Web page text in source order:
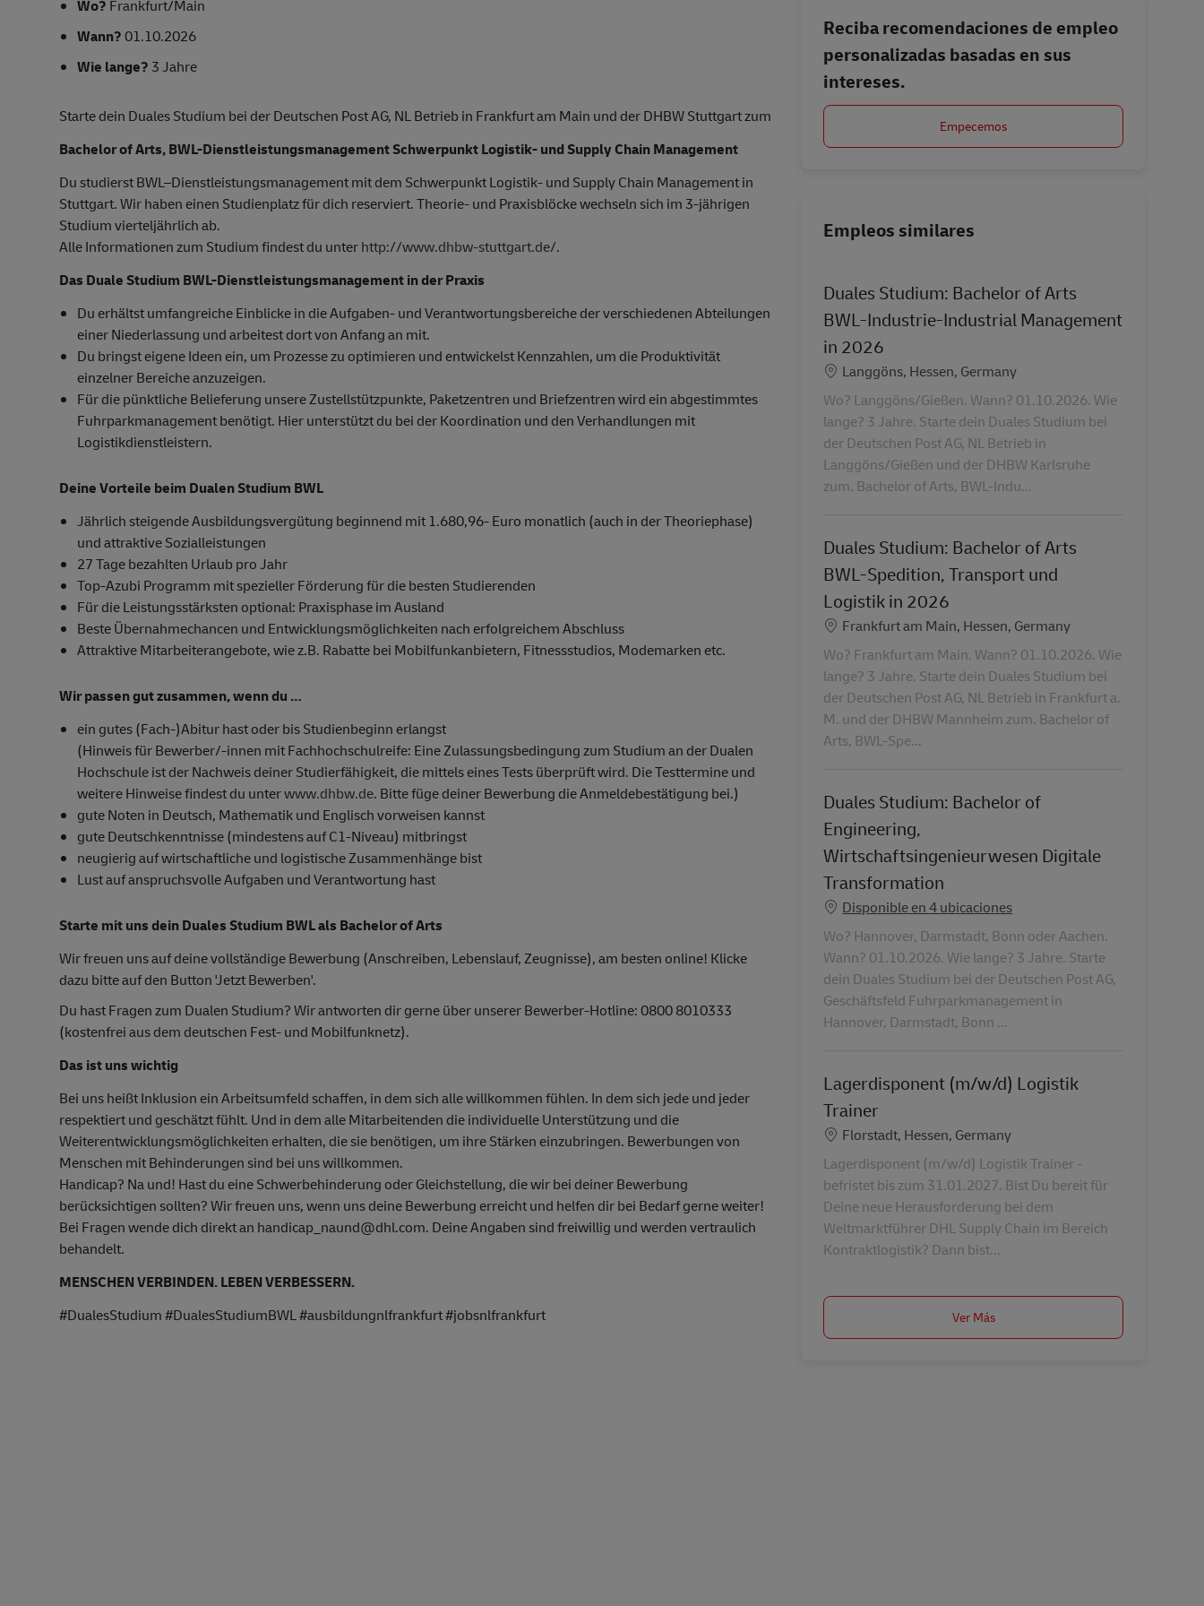
Wo? Frankfurt/Main
Wann?01.10.2026
Wie lange? 3 Jahre
Starte dein Duales Studium bei der Deutschen Post AG, NL Betrieb in Frankfurt am Main und der DHBW Stuttgart zum
Bachelor of Arts, BWL-Dienstleistungsmanagement Schwerpunkt Logistik- und Supply Chain Management
Du studierst BWL–Dienstleistungsmanagement mit dem Schwerpunkt Logistik- und Supply Chain Management in
Stuttgart. Wir haben einen Studienplatz für dich reserviert. Theorie- und Praxisblöcke wechseln sich im 3-jährigen
Studium vierteljährlich ab.
Alle Informationen zum Studium findest du unterhttp://www.dhbw-stuttgart.de/.
Das Duale Studium BWL-Dienstleistungsmanagement in der Praxis
Du erhältst umfangreiche Einblicke in die Aufgaben- und Verantwortungsbereiche der verschiedenen Abteilungen
einer Niederlassung und arbeitest dort von Anfang an mit.
Du bringst eigene Ideen ein, um Prozesse zu optimieren und entwickelst Kennzahlen, um die Produktivität
einzelner Bereiche anzuzeigen.
Für die pünktliche Belieferung unsere Zustellstützpunkte, Paketzentren und Briefzentren wird ein abgestimmtes
Fuhrparkmanagement benötigt. Hier unterstützt du bei der Koordination und den Verhandlungen mit
Logistikdienstleistern.
Deine Vorteile beim Dualen Studium BWL
Jährlich steigende Ausbildungsvergütung beginnend mit 1.680,96- Euro monatlich (auch in der Theoriephase)
und attraktive Sozialleistungen
27 Tage bezahlten Urlaub pro Jahr
Top-Azubi Programm mit spezieller Förderung für die besten Studierenden
Für die Leistungsstärksten optional: Praxisphase im Ausland
Beste Übernahmechancen und Entwicklungsmöglichkeiten nach erfolgreichem Abschluss
Attraktive Mitarbeiterangebote, wie z.B. Rabatte bei Mobilfunkanbietern, Fitnessstudios, Modemarken etc.
Wir passen gut zusammen, wenn du …
ein gutes (Fach-)Abitur hast oder bis Studienbeginn erlangst
(Hinweis für Bewerber/-innen mit Fachhochschulreife: Eine Zulassungsbedingung zum Studium an der Dualen
Hochschule ist der Nachweis deiner Studierfähigkeit, die mittels eines Tests überprüft wird. Die Testtermine und
weitere Hinweise findest du unterwww.dhbw.de. Bitte füge deiner Bewerbung die Anmeldebestätigung bei.)
gute Noten in Deutsch, Mathematik und Englisch vorweisen kannst
gute Deutschkenntnisse (mindestens auf C1-Niveau) mitbringst
neugierig auf wirtschaftliche und logistische Zusammenhänge bist
Lust auf anspruchsvolle Aufgaben und Verantwortung hast
Starte mit uns dein Duales Studium BWL als Bachelor of Arts
Wir freuen uns auf deine vollständige Bewerbung (Anschreiben, Lebenslauf, Zeugnisse), am besten online! Klicke
dazu bitte auf den Button 'Jetzt Bewerben'.
Du hast Fragen zum Dualen Studium? Wir antworten dir gerne über unserer Bewerber-Hotline: 0800 8010333
(kostenfrei aus dem deutschen Fest- und Mobilfunknetz).
Das ist uns wichtig
Bei uns heißt Inklusion ein Arbeitsumfeld schaffen, in dem sich alle willkommen fühlen. In dem sich jede und jeder
respektiert und geschätzt fühlt. Und in dem alle Mitarbeitenden die individuelle Unterstützung und die
Weiterentwicklungsmöglichkeiten erhalten, die sie benötigen, um ihre Stärken einzubringen. Bewerbungen von
Menschen mit Behinderungen sind bei uns willkommen.
Handicap? Na und! Hast du eine Schwerbehinderung oder Gleichstellung, die wir bei deiner Bewerbung
berücksichtigen sollten? Wir freuen uns, wenn uns deine Bewerbung erreicht und helfen dir bei Bedarf gerne weiter!
Bei Fragen wende dich direkt an handicap_naund@dhl.com. Deine Angaben sind freiwillig und werden vertraulich
behandelt.
MENSCHEN VERBINDEN. LEBEN VERBESSERN.
#DualesStudium #DualesStudiumBWL #ausbildungnlfrankfurt #jobsnlfrankfurt
Reciba recomendaciones de empleo
personalizadas basadas en sus
intereses.
Empecemos
Empleos similares
Duales Studium: Bachelor of Arts
BWL-Industrie-Industrial Management
in 2026
Ubicación
Langgöns, Hessen, Germany
Wo? Langgöns/Gießen. Wann? 01.10.2026. Wie
lange? 3 Jahre. Starte dein Duales Studium bei
der Deutschen Post AG, NL Betrieb in
Langgöns/Gießen und der DHBW Karlsruhe
zum. Bachelor of Arts, BWL-Indu...
Duales Studium: Bachelor of Arts
BWL-Spedition, Transport und
Logistik in 2026
Ubicación
Frankfurt am Main, Hessen, Germany
Wo? Frankfurt am Main. Wann? 01.10.2026. Wie
lange? 3 Jahre. Starte dein Duales Studium bei
der Deutschen Post AG, NL Betrieb in Frankfurt a.
M. und der DHBW Mannheim zum. Bachelor of
Arts, BWL-Spe...
Duales Studium: Bachelor of
Engineering,
Wirtschaftsingenieurwesen Digitale
Transformation
Disponible en 4 ubicaciones
Wo? Hannover, Darmstadt, Bonn oder Aachen.
Wann? 01.10.2026. Wie lange? 3 Jahre. Starte
dein Duales Studium bei der Deutschen Post AG,
Geschäftsfeld Fuhrparkmanagement in
Hannover, Darmstadt, Bonn ...
Lagerdisponent (m/w/d) Logistik
Trainer
Ubicación
Florstadt, Hessen, Germany
Lagerdisponent (m/w/d) Logistik Trainer -
befristet bis zum 31.01.2027. Bist Du bereit für
Deine neue Herausforderung bei dem
Weltmarktführer DHL Supply Chain im Bereich
Kontraktlogistik? Dann bist...
Ver Más